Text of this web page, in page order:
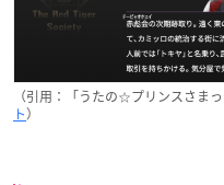
（引用：「うたの☆プリンスさま
ト）